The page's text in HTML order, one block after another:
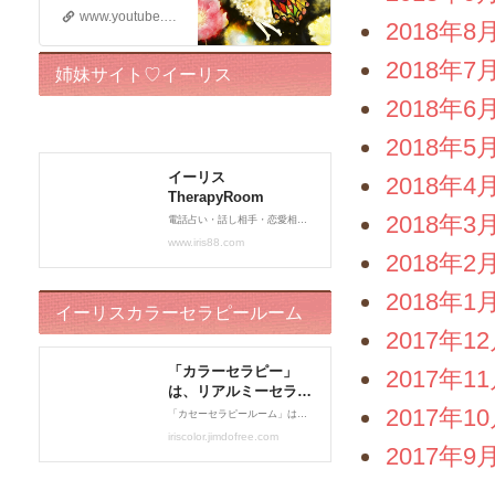
2018年8
2018年7
2018年6
2018年5
2018年4
2018年3
2018年2
2018年1
2017年12
2017年11
2017年10
2017年9
www.youtube.com
姉妹サイト♡イーリス
イーリスカラーセラピールーム